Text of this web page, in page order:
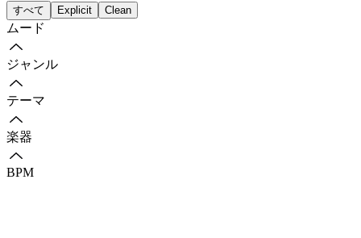
すべて Explicit Clean
ムード
ジャンル
テーマ
楽器
BPM